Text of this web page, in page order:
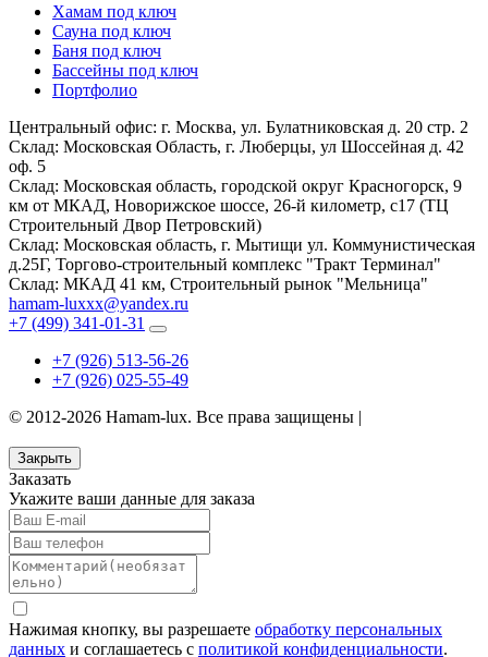
Хамам под ключ
Сауна под ключ
Баня под ключ
Бассейны под ключ
Портфолио
Центральный офис: г. Москва, ул. Булатниковская д. 20 стр. 2
Склад: Московская Область, г. Люберцы, ул Шоссейная д. 42
оф. 5
Склад: Московская область, городской округ Красногорск, 9
км от МКАД, Новорижское шоссе, 26-й километр, с17 (ТЦ
Строительный Двор Петровский)
Склад: Московская область, г. Мытищи ул. Коммунистическая
д.25Г, Торгово-строительный комплекс "Тракт Терминал"
Склад: МКАД 41 км, Строительный рынок "Мельница"
hamam-luxxx@yandex.ru
+7 (499) 341-01-31
+7 (926) 513-56-26
+7 (926) 025-55-49
© 2012-2026 Hamam-lux. Все права защищены |
Закрыть
Заказать
Укажите ваши данные для заказа
Нажимая кнопку, вы разрешаете обработку персональных
данных и соглашаетесь с политикой конфиденциальности.